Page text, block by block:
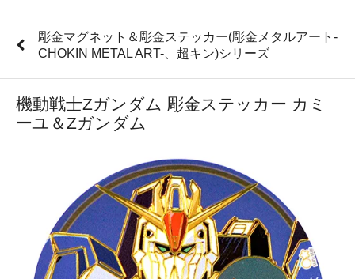
彫金マグネット＆彫金ステッカー(彫金メタルアート-
CHOKIN METAL ART-、超キン)シリーズ
機動戦士Zガンダム 彫金ステッカー カミ
ーユ＆Zガンダム